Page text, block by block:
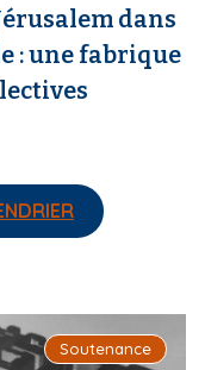
dans
: une fabrique
Soutenance